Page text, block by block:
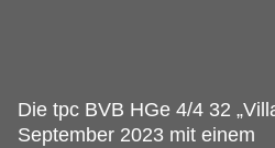
Die tpc BVB HGe 4/4 32
September 2023 mit einem